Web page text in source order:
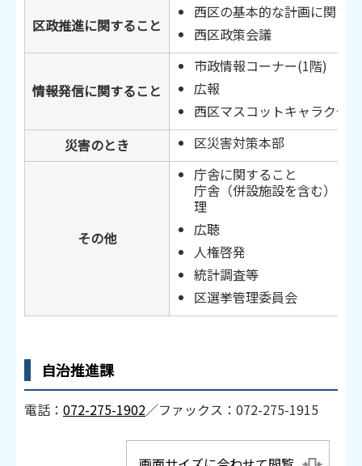
区政推進に関すること
西区の基本的な計画に関す
西区政策会議
情報発信に関すること
市政情報コーナー(1階)
広報
西区マスコットキャラクタ
災害のとき
区災害対策本部
その他
庁舎に関すること
庁舎（併設施設を含む）の
理
広聴
人権啓発
統計調査等
区選挙管理委員会
自治推進課
電話： 072-275-1902／ファックス：072-275-1915